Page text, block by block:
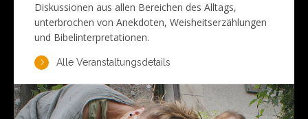
Diskussionen aus allen Bereichen des Alltags,
unterbrochen von Anekdoten, Weisheitserzählungen
und Bibelinterpretationen.
Alle Veranstaltungsdetails